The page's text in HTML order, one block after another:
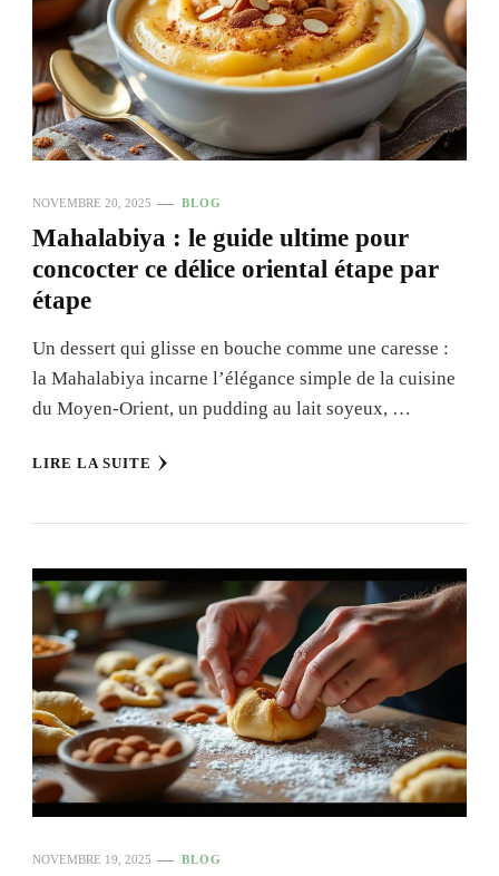
NOVEMBRE 20, 2025 BLOG
Mahalabiya : le guide ultime pour
concocter ce délice oriental étape par
étape
Un dessert qui glisse en bouche comme une caresse :
la Mahalabiya incarne l’élégance simple de la cuisine
du Moyen-Orient, un pudding au lait soyeux, …
LIRE LA SUITE
NOVEMBRE 19, 2025 BLOG